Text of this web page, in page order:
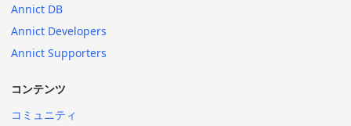
Annict DB
Annict Developers
Annict Supporters
コンテンツ
コミュニティ